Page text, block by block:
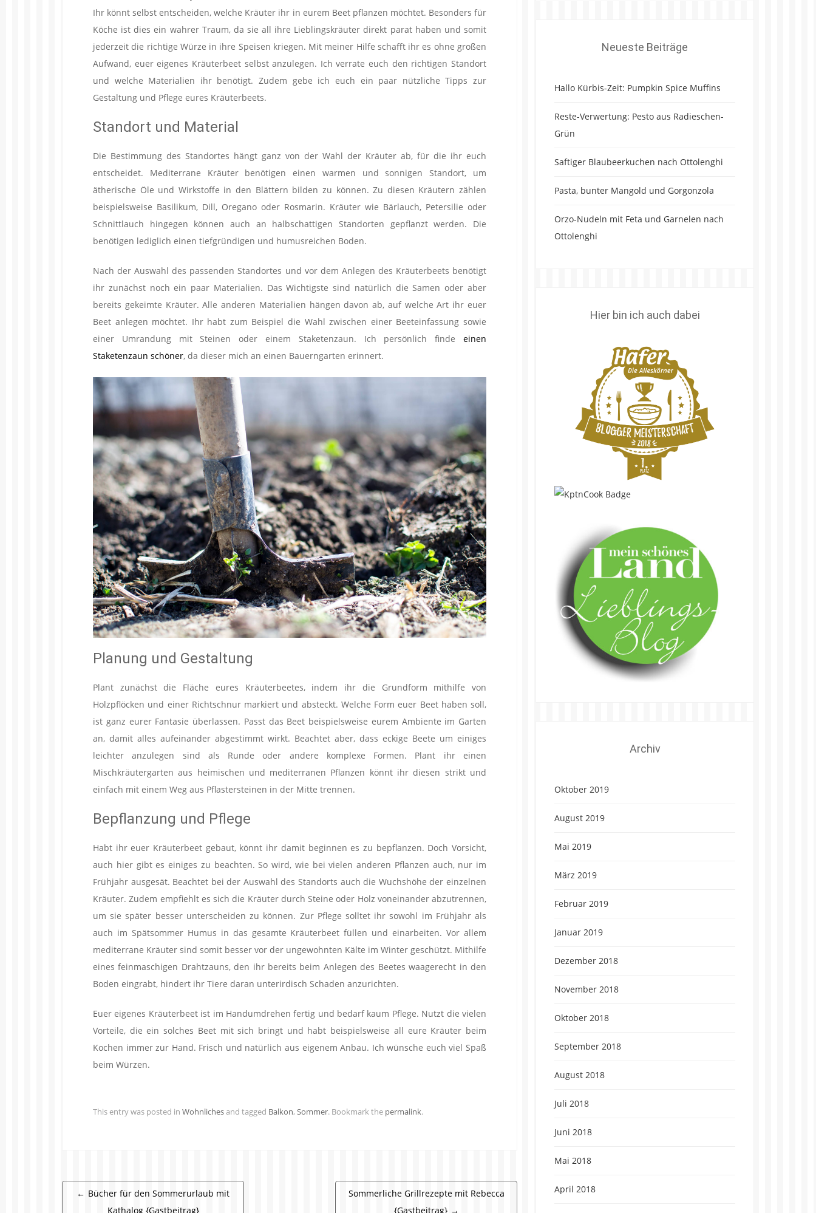
Ihr könnt selbst entscheiden, welche Kräuter ihr in eurem Beet pflanzen möchtet. Besonders für
Köche ist dies ein wahrer Traum, da sie all ihre Lieblingskräuter direkt parat haben und somit
jederzeit die richtige Würze in ihre Speisen kriegen. Mit meiner Hilfe schafft ihr es ohne großen
Aufwand, euer eigenes Kräuterbeet selbst anzulegen. Ich verrate euch den richtigen Standort
und welche Materialien ihr benötigt. Zudem gebe ich euch ein paar nützliche Tipps zur
Gestaltung und Pflege eures Kräuterbeets.
Standort und Material
Die Bestimmung des Standortes hängt ganz von der Wahl der Kräuter ab, für die ihr euch
entscheidet. Mediterrane Kräuter benötigen einen warmen und sonnigen Standort, um
ätherische Öle und Wirkstoffe in den Blättern bilden zu können. Zu diesen Kräutern zählen
beispielsweise Basilikum, Dill, Oregano oder Rosmarin. Kräuter wie Bärlauch, Petersilie oder
Schnittlauch hingegen können auch an halbschattigen Standorten gepflanzt werden. Die
benötigen lediglich einen tiefgründigen und humusreichen Boden.
Nach der Auswahl des passenden Standortes und vor dem Anlegen des Kräuterbeets benötigt
ihr zunächst noch ein paar Materialien. Das Wichtigste sind natürlich die Samen oder aber
bereits gekeimte Kräuter. Alle anderen Materialien hängen davon ab, auf welche Art ihr euer
Beet anlegen möchtet. Ihr habt zum Beispiel die Wahl zwischen einer Beeteinfassung sowie
einer Umrandung mit Steinen oder einem Staketenzaun. Ich persönlich finde einen
Staketenzaun schöner, da dieser mich an einen Bauerngarten erinnert.
Planung und Gestaltung
Plant zunächst die Fläche eures Kräuterbeetes, indem ihr die Grundform mithilfe von
Holzpflöcken und einer Richtschnur markiert und absteckt. Welche Form euer Beet haben soll,
ist ganz eurer Fantasie überlassen. Passt das Beet beispielsweise eurem Ambiente im Garten
an, damit alles aufeinander abgestimmt wirkt. Beachtet aber, dass eckige Beete um einiges
leichter anzulegen sind als Runde oder andere komplexe Formen. Plant ihr einen
Mischkräutergarten aus heimischen und mediterranen Pflanzen könnt ihr diesen strikt und
einfach mit einem Weg aus Pflastersteinen in der Mitte trennen.
Bepflanzung und Pflege
Habt ihr euer Kräuterbeet gebaut, könnt ihr damit beginnen es zu bepflanzen. Doch Vorsicht,
auch hier gibt es einiges zu beachten. So wird, wie bei vielen anderen Pflanzen auch, nur im
Frühjahr ausgesät. Beachtet bei der Auswahl des Standorts auch die Wuchshöhe der einzelnen
Kräuter. Zudem empfiehlt es sich die Kräuter durch Steine oder Holz voneinander abzutrennen,
um sie später besser unterscheiden zu können. Zur Pflege solltet ihr sowohl im Frühjahr als
auch im Spätsommer Humus in das gesamte Kräuterbeet füllen und einarbeiten. Vor allem
mediterrane Kräuter sind somit besser vor der ungewohnten Kälte im Winter geschützt. Mithilfe
eines feinmaschigen Drahtzauns, den ihr bereits beim Anlegen des Beetes waagerecht in den
Boden eingrabt, hindert ihr Tiere daran unterirdisch Schaden anzurichten.
Euer eigenes Kräuterbeet ist im Handumdrehen fertig und bedarf kaum Pflege. Nutzt die vielen
Vorteile, die ein solches Beet mit sich bringt und habt beispielsweise all eure Kräuter beim
Kochen immer zur Hand. Frisch und natürlich aus eigenem Anbau. Ich wünsche euch viel Spaß
beim Würzen.
This entry was posted in Wohnlichesand tagged Balkon, Sommer. Bookmark the permalink.
Beitragsnavigation
← Bücher für den Sommerurlaub mit
Kathalog {Gastbeitrag}
Sommerliche Grillrezepte mit Rebecca
{Gastbeitrag} →
Neueste Beiträge
Hallo Kürbis-Zeit: Pumpkin Spice Muffins
Reste-Verwertung: Pesto aus Radieschen-
Grün
Saftiger Blaubeerkuchen nach Ottolenghi
Pasta, bunter Mangold und Gorgonzola
Orzo-Nudeln mit Feta und Garnelen nach
Ottolenghi
Hier bin ich auch dabei
Archiv
Oktober 2019
August 2019
Mai 2019
März 2019
Februar 2019
Januar 2019
Dezember 2018
November 2018
Oktober 2018
September 2018
August 2018
Juli 2018
Juni 2018
Mai 2018
April 2018